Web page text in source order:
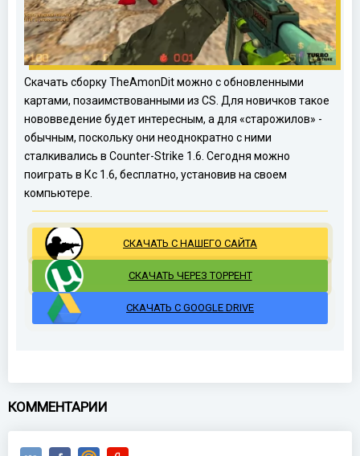
Скачать сборку TheAmonDit можно с обновленными
картами, позаимствованными из CS. Для новичков такое
нововведение будет интересным, а для «старожилов» -
обычным, поскольку они неоднократно с ними
сталкивались в Counter-Strike 1.6. Сегодня можно
поиграть в Кс 1.6, бесплатно, установив на своем
компьютере.
СКАЧАТЬ С НАШЕГО САЙТА
СКАЧАТЬ ЧЕРЕЗ ТОРРЕНТ
СКАЧАТЬ С GOOGLE DRIVE
КОММЕНТАРИИ